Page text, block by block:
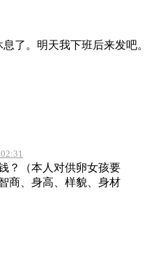
了。明天我下班后来发吧。
？（本人对供卵女孩要
商、身高、样貌、身材